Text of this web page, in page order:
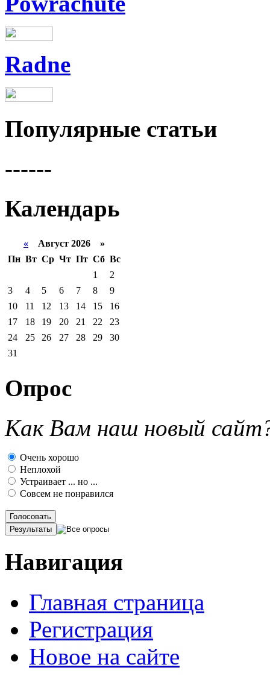
Radne
Популярные статьи
------
Календарь
« Август 2026 »
Пн Вт Ср Чт Пт Сб Вс
1
2
3
4 5 6 7 8
9
10
11 12 13 14 15
16
17
18 19 20 21 22
23
24
25 26 27 28 29
30
31
Опрос
Как Вам наш новый
Очень хорошо
Неплохой
Устраивает ... но ...
Совсем не понравился
Голосовать
Результаты
Навигация
Главная страница
Регистрация
Новое на сайте